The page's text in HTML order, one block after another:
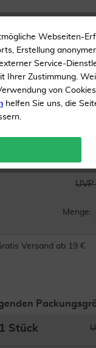
Roche Posay
ml + gratis
Mitesser und
Kontrolle
400 ml Gel
Menge:
Versand ab 19 €
1 Stück
Webseiten-
Erstellung
Service-
Ihrer Zustimmung.
von Cookies
helfen Sie uns, die